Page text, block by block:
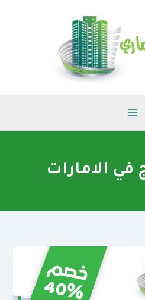
في الامارات